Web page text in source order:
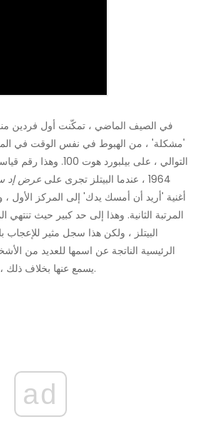
في الصيف الماضي ، تمكّنت أول فردين
'مشكلة' ، من الهبوط في نفس الوقت في
التوالي ، على بيلبورد هوت 100. وهذا رقم قياسي
1964 ، عندما البيتلز تجرى على
عرض إد
أغنية 'أريد أن أمسك يدك' إلى المركز الأول
المرتبة الثانية. وهذا إلى حد كبير حيث تنتهي
البيتلز ، ولكن هذا سجل مثير للإعجاب
الرئيسية الناتجة عن اسمها للعديد من
يسمع عنها بخلاف ذلك ، حتى مع أغنية واحدة رقم 1.
ad